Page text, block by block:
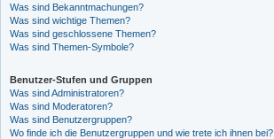
Was sind Bekanntmachungen?
Was sind wichtige Themen?
Was sind geschlossene Themen?
Was sind Themen-Symbole?
Benutzer-Stufen und Gruppen
Was sind Administratoren?
Was sind Moderatoren?
Was sind Benutzergruppen?
Wo finde ich die Benutzergruppen und wie trete ich ihnen bei?